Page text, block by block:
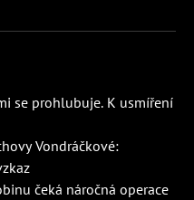
se prohlubuje. K usmíření
Vondráčkové:
čeká náročná operace